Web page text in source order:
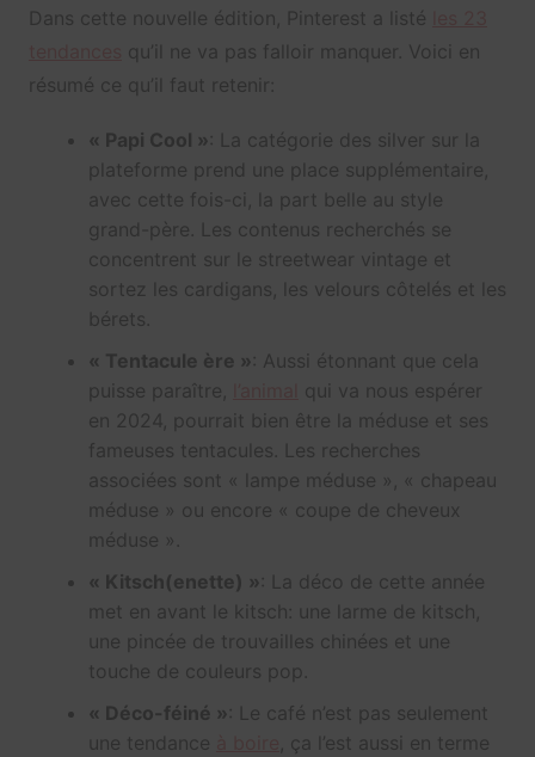
Dans cette nouvelle édition, Pinterest a listé
qu’il ne va pas falloir manquer. Voici en
résumé ce qu’il faut retenir:
« Papi Cool » : La catégorie des silver sur la
plateforme prend une place supplémentaire,
avec cette fois-ci, la part belle au style
grand-père. Les contenus recherchés se
concentrent sur le streetwear vintage et
sortez les cardigans, les velours côtelés et les
bérets.
« Tentacule ère » : Aussi étonnant que cela
puisse paraître,
qui va nous espérer
en 2024, pourrait bien être la méduse et ses
fameuses tentacules. Les recherches
associées sont « lampe méduse », « chapeau
méduse » ou encore « coupe de cheveux
méduse ».
« Kitsch(enette) » : La déco de cette année
met en avant le kitsch: une larme de kitsch,
une pincée de trouvailles chinées et une
touche de couleurs pop.
« Déco-féiné » : Le café n’est pas seulement
une tendance
, ça l’est aussi en terme